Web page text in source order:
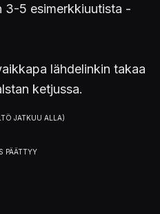
3-5 esimerkkiuutista -
lähdelinkin takaa
ketjussa.